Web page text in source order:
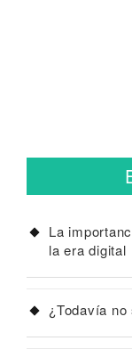
La
la era digital
¿Todavía